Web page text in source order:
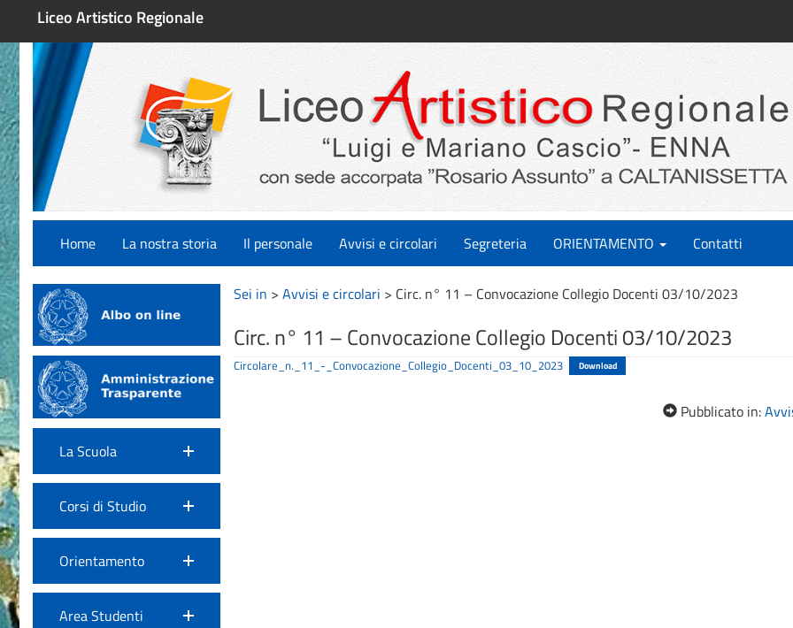
Liceo Artistico Regionale
Home La nostra storia Il personale Avvisi e circolari Segreteria ORIENTAMENTO Contatti
La Scuola
Corsi di Studio
Orientamento
Area Studenti
Sei in > Avvisi e circolari > Circ. n° 11 – Convocazione Collegio Docenti 03/10/2023
Circ. n° 11 – Convocazione Collegio Docenti 03/10/2023
Circolare_n._11_-_Convocazione_Collegio_Docenti_03_10_2023 Download
Pubblicato in: